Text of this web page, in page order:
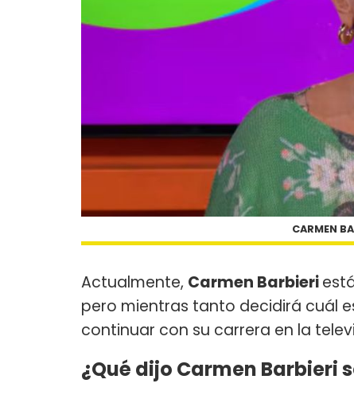
CARMEN
Actualmente, Carmen Barbieri
pero mientras tanto decidirá cuál
continuar con su carrera en la
¿Qué dijo Carmen Barbieri